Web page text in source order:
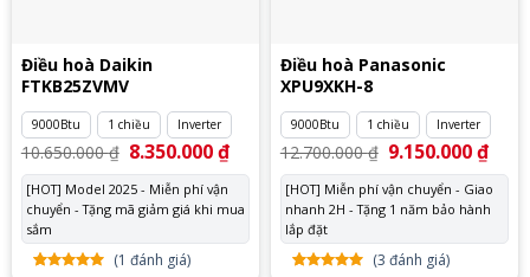
Điều hoà Daikin
FTKB25ZVMV
9000Btu 1 chiều Inverter
10.650.000₫ Giá
gốc
là:
10.650.000 ₫.
8.350.000₫Giá
tại
8.350.000 ₫.
[HOT] Model 2025 - Miễn phí vận
chuyển - Tặng mã giảm giá khi mua
sắm
(1 đánh giá)
Điều hoà Panasonic
XPU9XKH-8
9000Btu 1 chiều Inverter
12.700.000₫ Giá
gốc
là:
12.700.000 ₫.
9.150.000₫Giá
tại
là:
[HOT] Miễn phí vận chuyển - Giao
nhanh 2H - Tặng 1 năm bảo hành
lắp đặt
(3 đánh giá)